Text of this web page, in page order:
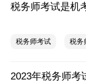
税务师考试是机
税务师考试 税务
2023年税务师考